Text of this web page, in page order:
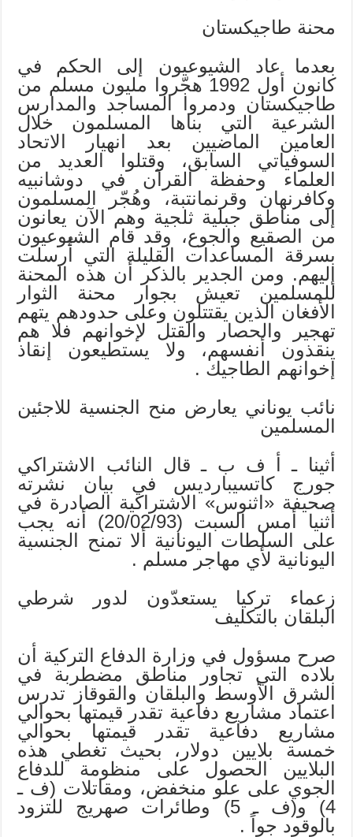
محنة طاجيكستان
بعدما عاد الشيوعيون إلى الحكم في
كانون أول 1992 هجّروا مليون مسلم من
طاجيكستان ودمروا المساجد والمدارس
الشرعية التي بناها المسلمون خلال
العامين الماضيين بعد انهيار الاتحاد
السوفياتي السابق، وقتلوا العديد من
العلماء وحفظة القرآن في دوشانبيه
وكافرنهان وقرنمانتبة، وهُجّر المسلمون
إلى مناطق جبلية ثلجية وهم الآن يعانون
من الصقيع والجوع، وقد قام الشيوعيون
بسرقة المساعدات القليلة التي أُرسلت
إليهم. ومن الجدير بالذكر أن هذه المحنة
للمسلمين تعيش بجوار محنة الثوار
الأفغان الذين يقتتلون وعلى حدودهم يتهم
تهجير والحصار والقتل لإخوانهم فلا هم
ينقذون أنفسهم، ولا يستطيعون إنقاذ
إخوانهم الطاجيك .
نائب يوناني يعارض منح الجنسية للاجئين
المسلمين
أثينا ـ أ ف ب ـ قال النائب الاشتراكي
جورج كاتسيبارديس في بيان نشرته
صحيفة «اثنوس» الاشتراكية الصادرة في
أثنيا أمس السبت (20/02/93) أنه يجب
على السلطات اليونانية ألا تمنح الجنسية
اليونانية لأي مهاجر مسلم .
زعماء تركيا يستعدّون لدور شرطي
البلقان بالتكليف
صرح مسؤول في وزارة الدفاع التركية أن
بلاده التي تجاور مناطق مضطربة في
الشرق الأوسط والبلقان والقوقاز تدرس
اعتماد مشاريع دفاعية تقدر قيمتها بحوالي
مشاريع دفاعية تقدر قيمتها بحوالي
خمسة بلايين دولار، بحيث تغطي هذه
البلايين الحصول على منظومة للدفاع
الجوي على علو منخفض، ومقاتلات (ف ـ
4) و(ف ـ 5) وطائرات صهريج للتزود
بالوقود جواً .